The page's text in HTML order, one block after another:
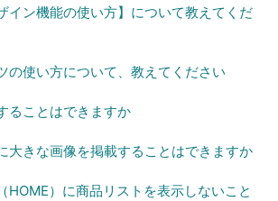
イン機能の使い方】について教えてくだ
の使い方について、教えてください
ることはできますか
大きな画像を掲載することはできますか
HOME）に商品リストを表示しないこと